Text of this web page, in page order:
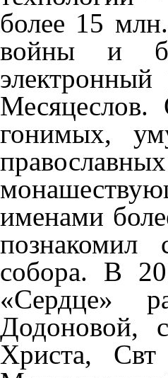
более 15
войны и
гонимых,
именами
познакомил
собора. В
«Сердце»
Додоновой,
Христа,